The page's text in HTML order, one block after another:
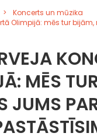
Koncerts un mūzika
Olimpijā: mēs tur
MĒS
JUMS